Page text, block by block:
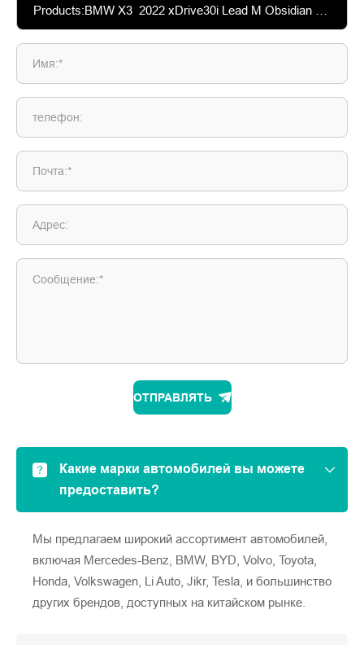
Имя:*
телефон:
Почта:*
Адрес:
Сообщение:*
ОТПРАВЛЯТЬ
Какие марки автомобилей вы можете
предоставить?
Мы предлагаем широкий ассортимент автомобилей,
включая Mercedes-Benz, BMW, BYD, Volvo, Toyota,
Honda, Volkswagen, Li Auto, Jikr, Tesla, и большинство
других брендов, доступных на китайском рынке.